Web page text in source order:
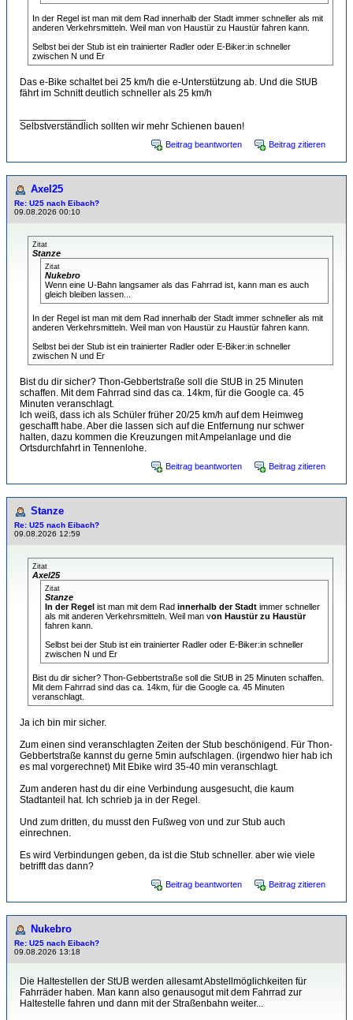
In der Regel ist man mit dem Rad innerhalb der Stadt immer schneller als mit
anderen Verkehrsmitteln. Weil man von Haustür zu Haustür fahren kann.
Selbst bei der Stub ist ein trainierter Radler oder E-Biker:in schneller
zwischen N und Er
Das e-Bike schaltet bei 25 km/h die e-Unterstützung ab. Und die StUB
fährt im Schnitt deutlich schneller als 25 km/h
Selbstverständlich sollten wir mehr Schienen bauen!
Beitrag beantworten Beitrag zitieren
Axel25
Re: U25 nach Eibach?
09.08.2026 00:10
Zitat
Stanze
Zitat
Nukebro
Wenn eine U-Bahn langsamer als das Fahrrad ist, kann man es auch
gleich bleiben lassen...
In der Regel ist man mit dem Rad innerhalb der Stadt immer schneller als mit
anderen Verkehrsmitteln. Weil man von Haustür zu Haustür fahren kann.
Selbst bei der Stub ist ein trainierter Radler oder E-Biker:in schneller
zwischen N und Er
Bist du dir sicher? Thon-Gebbertstraße soll die StUB in 25 Minuten
schaffen. Mit dem Fahrrad sind das ca. 14km, für die Google ca. 45
Minuten veranschlagt.
Ich weiß, dass ich als Schüler früher 20/25 km/h auf dem Heimweg
geschafft habe. Aber die lassen sich auf die Entfernung nur schwer
halten, dazu kommen die Kreuzungen mit Ampelanlage und die
Ortsdurchfahrt in Tennenlohe.
Beitrag beantworten Beitrag zitieren
Stanze
Re: U25 nach Eibach?
09.08.2026 12:59
Zitat
Axel25
Zitat
Stanze
In der Regel ist man mit dem Rad innerhalb der Stadt immer schneller
als mit anderen Verkehrsmitteln. Weil man von Haustür zu Haustür
fahren kann.
Selbst bei der Stub ist ein trainierter Radler oder E-Biker:in schneller
zwischen N und Er
Bist du dir sicher? Thon-Gebbertstraße soll die StUB in 25 Minuten schaffen.
Mit dem Fahrrad sind das ca. 14km, für die Google ca. 45 Minuten
veranschlagt.
Ja ich bin mir sicher.
Zum einen sind veranschlagten Zeiten der Stub beschönigend. Für Thon-
Gebbertstraße kannst du gerne 5min aufschlagen. (irgendwo hier hab ich
es mal vorgerechnet) Mit Ebike wird 35-40 min veranschlagt.
Zum anderen hast du dir eine Verbindung ausgesucht, die kaum
Stadtanteil hat. Ich schrieb ja in der Regel.
Und zum dritten, du musst den Fußweg von und zur Stub auch
einrechnen.
Es wird Verbindungen geben, da ist die Stub schneller. aber wie viele
betrifft das dann?
Beitrag beantworten Beitrag zitieren
Nukebro
Re: U25 nach Eibach?
09.08.2026 13:18
Die Haltestellen der StUB werden allesamt Abstellmöglichkeiten für
Fahrräder haben. Man kann also genausogut mit dem Fahrrad zur
Haltestelle fahren und dann mit der Straßenbahn weiter...